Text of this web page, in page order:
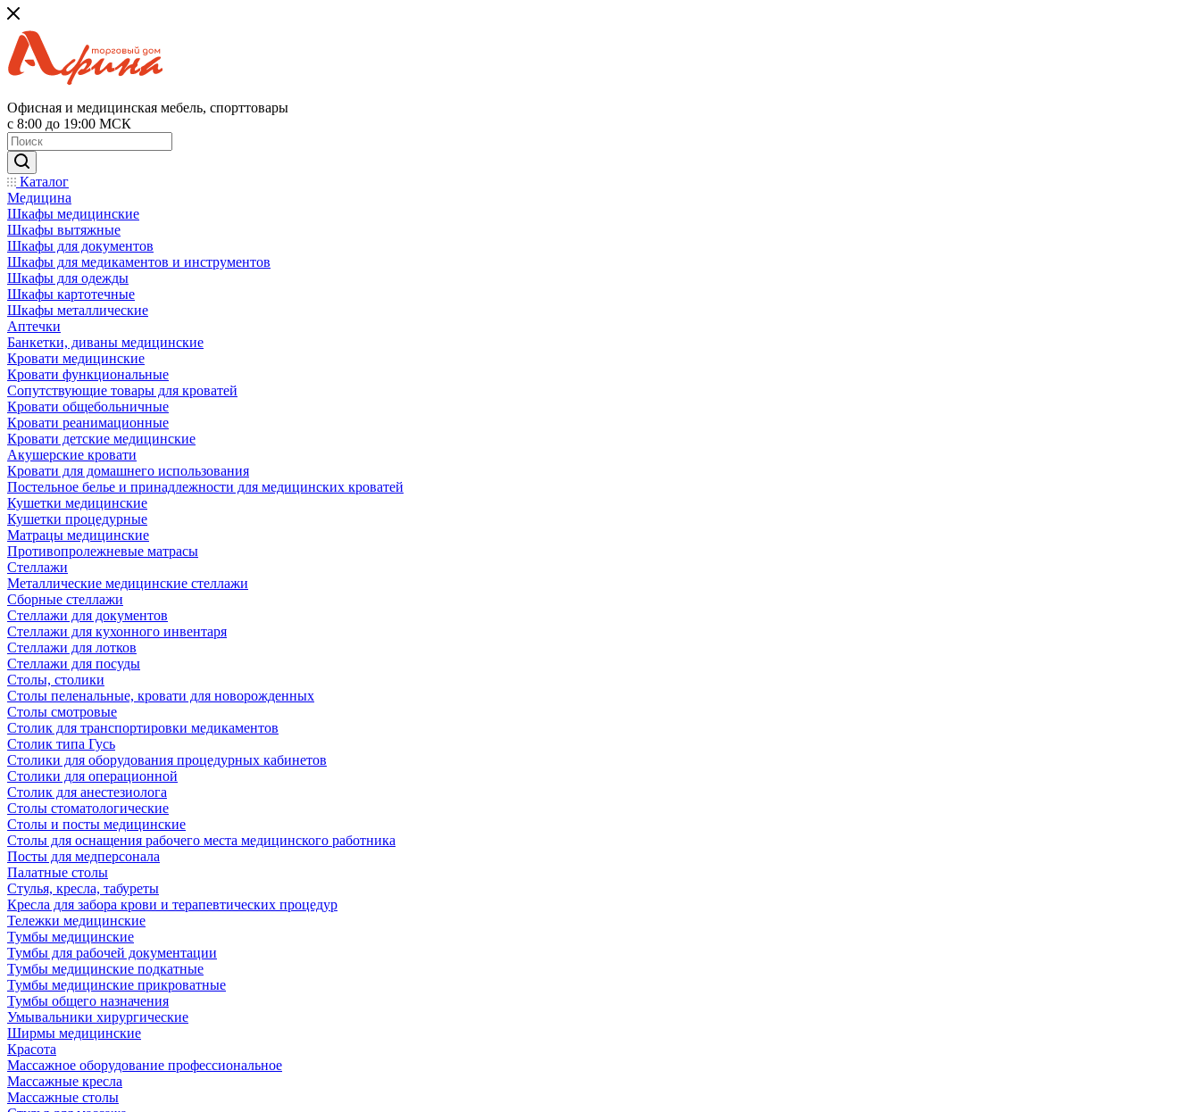
Офисная и медицинская мебель, спорттовары
с 8:00 до 19:00 МСК
Каталог
Медицина
Шкафы медицинские
Шкафы вытяжные
Шкафы для документов
Шкафы для медикаментов и инструментов
Шкафы для одежды
Шкафы картотечные
Шкафы металлические
Аптечки
Банкетки, диваны медицинские
Кровати медицинские
Кровати функциональные
Сопутствующие товары для кроватей
Кровати общебольничные
Кровати реанимационные
Кровати детские медицинские
Акушерские кровати
Кровати для домашнего использования
Постельное белье и принадлежности для медицинских кроватей
Кушетки медицинские
Кушетки процедурные
Матрацы медицинские
Противопролежневые матрасы
Стеллажи
Металлические медицинские стеллажи
Сборные стеллажи
Стеллажи для документов
Стеллажи для кухонного инвентаря
Стеллажи для лотков
Стеллажи для посуды
Столы, столики
Столы пеленальные, кровати для новорожденных
Столы смотровые
Столик для транспортировки медикаментов
Столик типа Гусь
Столики для оборудования процедурных кабинетов
Столики для операционной
Столик для анестезиолога
Столы стоматологические
Столы и посты медицинские
Столы для оснащения рабочего места медицинского работника
Посты для медперсонала
Палатные столы
Стулья, кресла, табуреты
Кресла для забора крови и терапевтических процедур
Тележки медицинские
Тумбы медицинские
Тумбы для рабочей документации
Тумбы медицинские подкатные
Тумбы медицинские прикроватные
Тумбы общего назначения
Умывальники хирургические
Ширмы медицинские
Красота
Массажное оборудование профессиональное
Массажные кресла
Массажные столы